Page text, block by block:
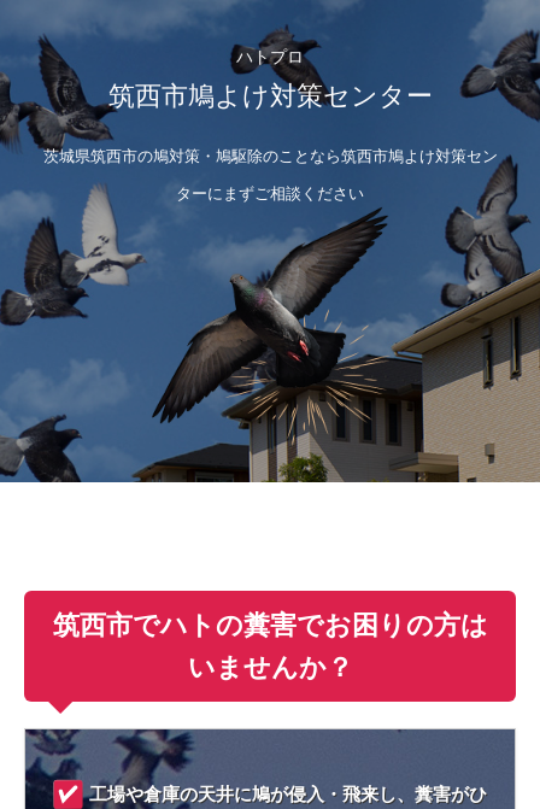
ハトプロ
筑西市鳩よけ対策センター
茨城県筑西市の鳩対策・鳩駆除のことなら筑西市鳩よけ対策セン
ターにまずご相談ください
筑西市でハトの糞害でお困りの方は
いませんか？
工場や倉庫の天井に鳩が侵入・飛来し、糞害がひ